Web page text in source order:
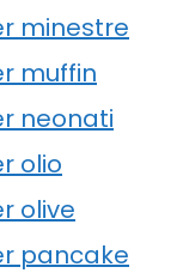
minestre
muffin
neonati
olio
olive
pancake